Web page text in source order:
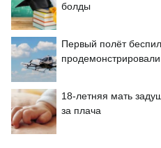
болды
Первый полёт
18-летняя мать
за плача